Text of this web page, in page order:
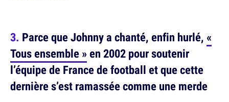
Parce que Johnny a chanté, enfin hurlé,«
Tous ensemble »en 2002 pour soutenir
l’équipe de France de football et que cette
dernière s’est ramassée comme une merde